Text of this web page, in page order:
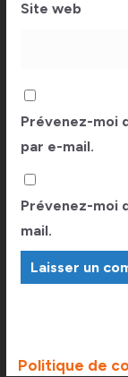
Site web
Prévenez-moi
par e-mail.
Prévenez-moi
mail.
Politique de